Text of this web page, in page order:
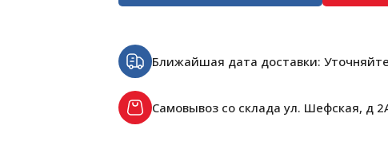
Ближайшая дата доставки: Уточняйте
Самовывоз со склада ул. Шефская, д